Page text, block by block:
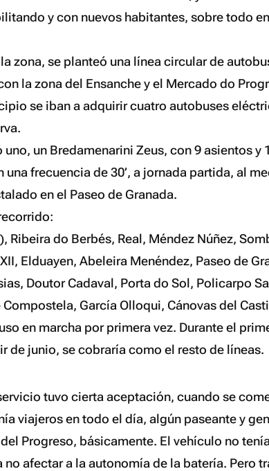
y con nuevos habitantes, sobre todo
zona, se planteó una línea circular de
la zona del Ensanche y el Mercado do
se iban a adquirir cuatro autobuses
un Bredamenarini Zeus, con 9 asientos y
frecuencia de 30’, a jornada partida, al
en el Paseo de Granada.
Ribeira do Berbés, Real, Méndez Núñez,
Elduayen, Abeleira Menéndez, Paseo de
Doutor Cadaval, Porta do Sol, Policarpo
García Olloqui, Cánovas del
en marcha por primera vez. Durante el
de junio, se cobraría como el resto de líneas.
tuvo cierta aceptación, cuando se
viajeros en todo el día, algún paseante y
Progreso, básicamente. El vehículo no
afectar a la autonomía de la batería. Pero